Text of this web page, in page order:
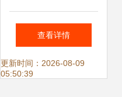
市白云区晖龙五金
塑料工艺品厂的工
查看详情
更新时间：2026-08-09
05:50:39